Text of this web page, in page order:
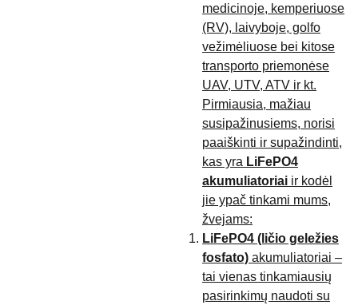
medicinoje, kemperiuose
(RV), laivyboje, golfo
vežimėliuose bei kitose
transporto priemonėse
UAV, UTV, ATV ir kt.
Pirmiausia, mažiau
susipažinusiems, norisi
paaiškinti ir supažindinti,
kas yra LiFePO4
akumuliatoriai ir kodėl
jie ypač tinkami mums,
žvejams:
LiFePO4 (ličio geležies
fosfato) akumuliatoriai –
tai vienas tinkamiausių
pasirinkimų naudoti su